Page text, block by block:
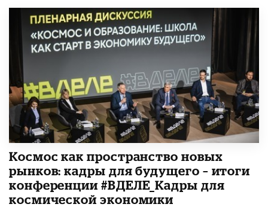
Космос как пространство новых
рынков: кадры для будущего – итоги
конференции #ВДЕЛЕ_Кадры для
космической экономики